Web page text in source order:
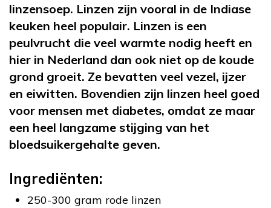
linzensoep. Linzen zijn vooral in de Indiase
keuken heel populair. Linzen is een
peulvrucht die veel warmte nodig heeft en
hier in Nederland dan ook niet op de koude
grond groeit. Ze bevatten veel vezel, ijzer
en eiwitten. Bovendien zijn linzen heel goed
voor mensen met diabetes, omdat ze maar
een heel langzame stijging van het
bloedsuikergehalte geven.
Ingrediënten:
250-300 gram rode linzen